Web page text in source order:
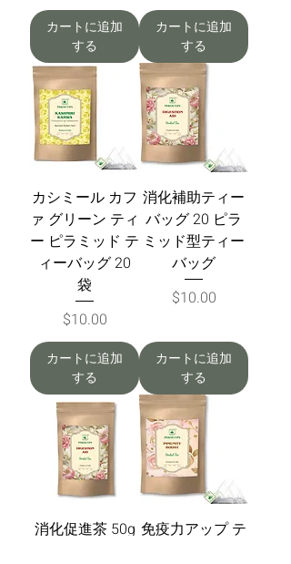
カートに追加
する
カートに追加
する
カシミール カフ
ァ グリーン ティ
ー ピラミッド テ
ィーバッグ 20
袋
価格
$10.00
カートに追加
する
消化補助ティー
バッグ 20 ピラ
ミッド型ティー
バッグ
価格
$10.00
カートに追加
する
消化促進茶 50g 免疫力アップ テ